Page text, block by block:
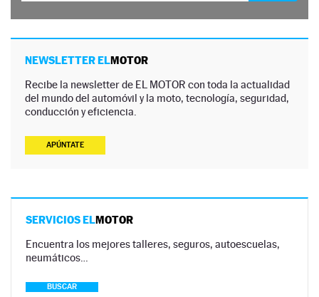
NEWSLETTER ELMOTOR
Recibe la newsletter de EL MOTOR con toda la actualidad
del mundo del automóvil y la moto, tecnología, seguridad,
conducción y eficiencia.
APÚNTATE
SERVICIOS ELMOTOR
Encuentra los mejores talleres, seguros, autoescuelas,
neumáticos…
BUSCAR